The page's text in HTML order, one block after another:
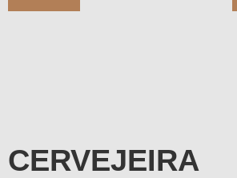
CERVEJEIRA